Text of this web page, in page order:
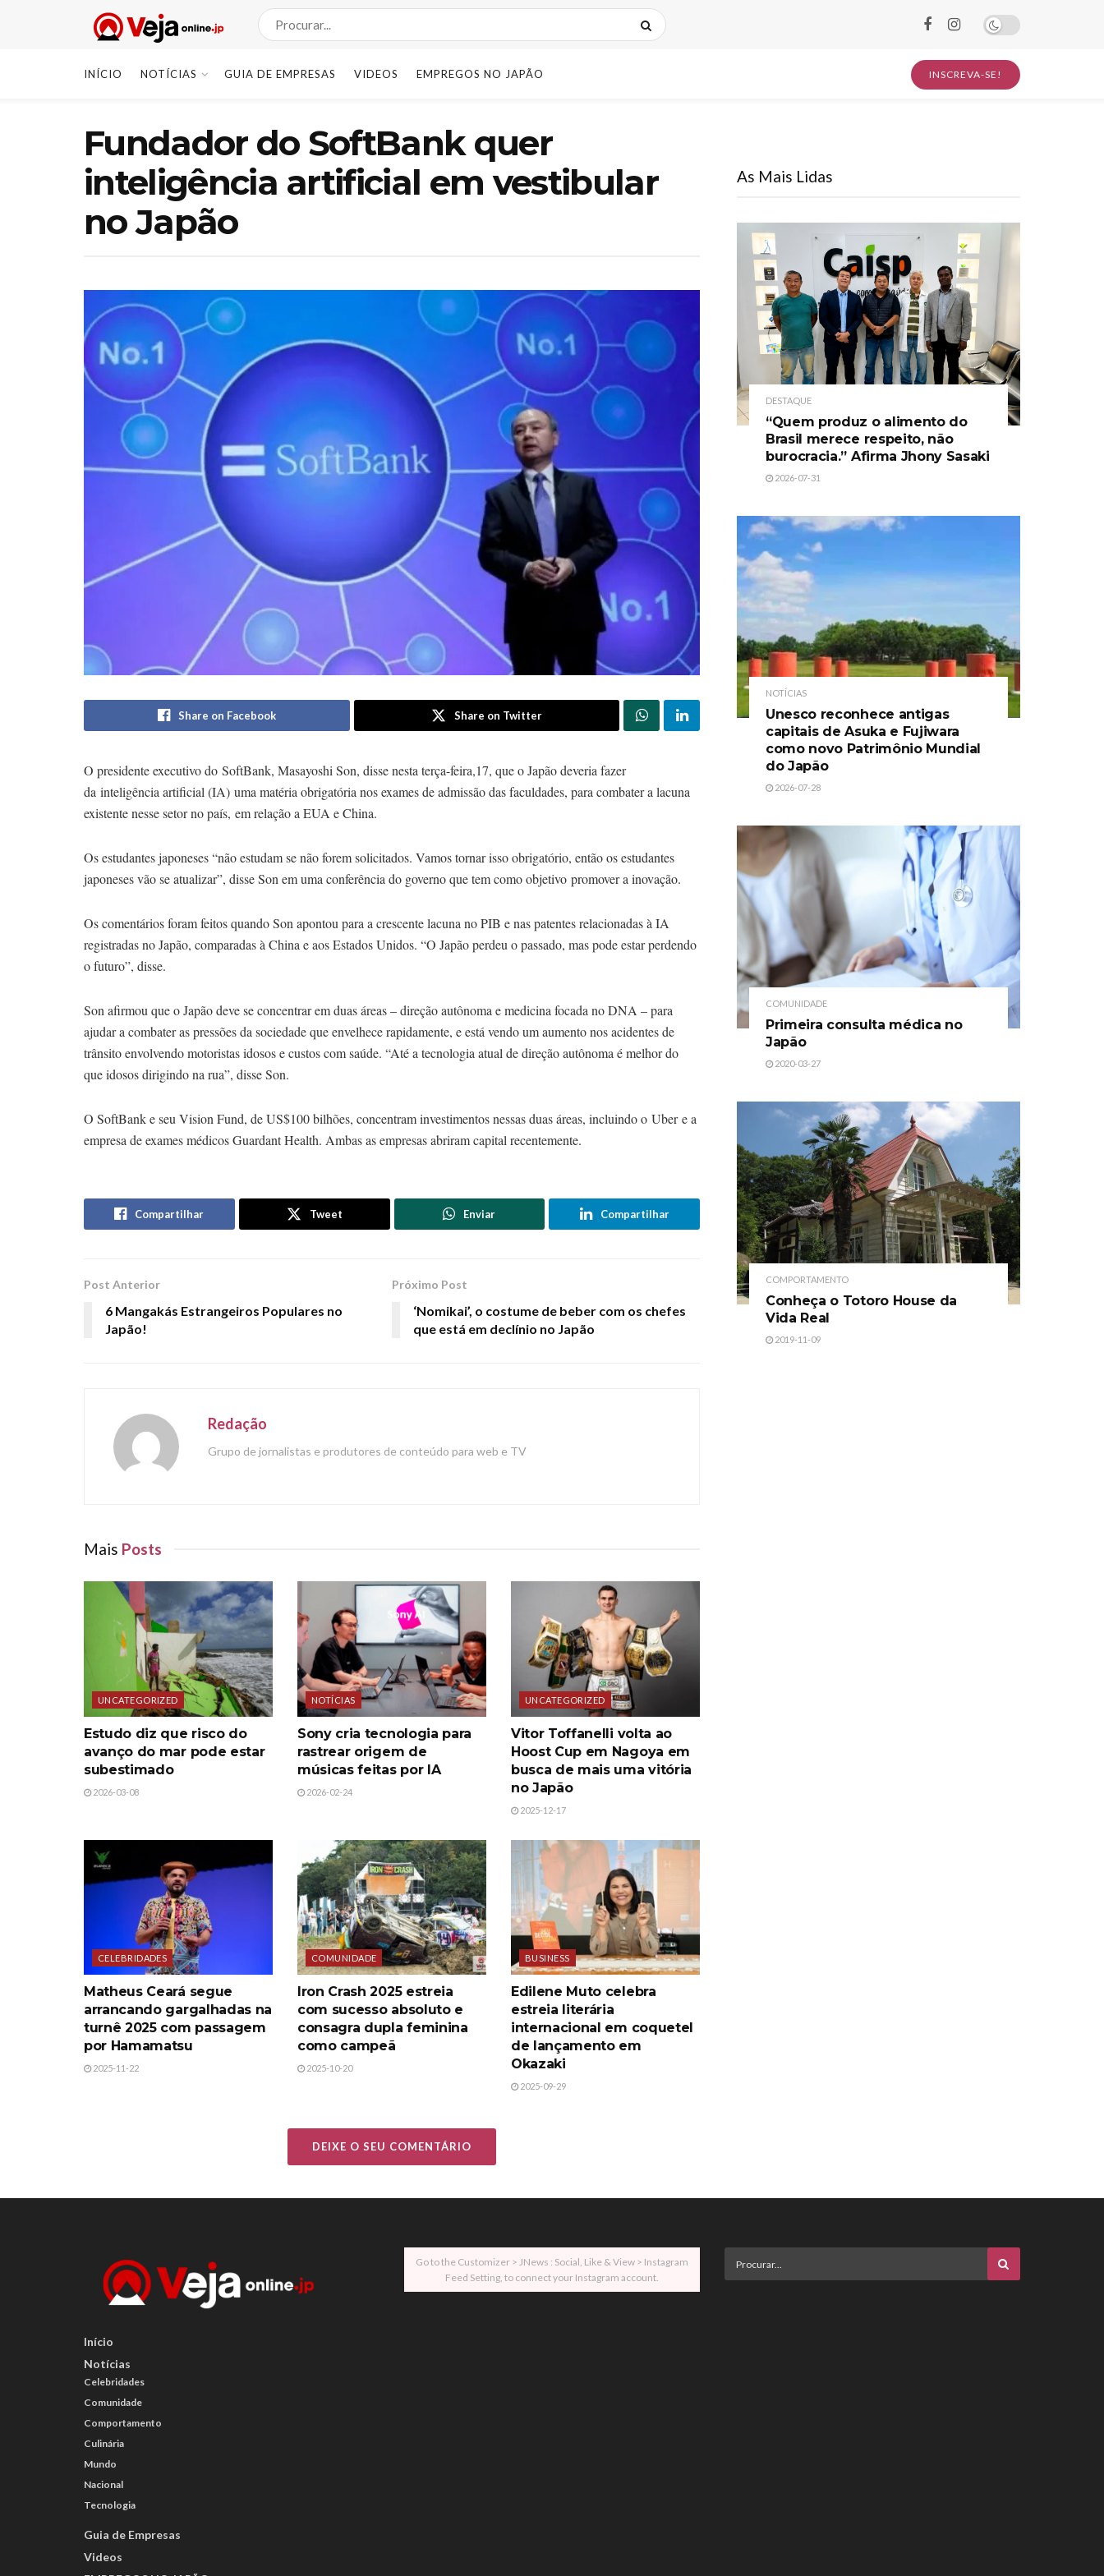
INÍCIO NOTÍCIAS GUIA DE EMPRESAS VIDEOS EMPREGOS NO JAPÃO INSCREVA-SE!
Fundador do SoftBank quer
inteligência artificial em vestibular
no Japão
Share on Facebook Share on Twitter
O presidente executivo do SoftBank, Masayoshi Son, disse nesta terça-feira,17, que o Japão deveria fazer
da inteligência artificial (IA) uma matéria obrigatória nos exames de admissão das faculdades, para combater a lacuna
existente nesse setor no país, em relação a EUA e China.
Os estudantes japoneses “não estudam se não forem solicitados. Vamos tornar isso obrigatório, então os estudantes
japoneses vão se atualizar”, disse Son em uma conferência do governo que tem como objetivo promover a inovação.
Os comentários foram feitos quando Son apontou para a crescente lacuna no PIB e nas patentes relacionadas à IA
registradas no Japão, comparadas à China e aos Estados Unidos. “O Japão perdeu o passado, mas pode estar perdendo
o futuro”, disse.
Son afirmou que o Japão deve se concentrar em duas áreas – direção autônoma e medicina focada no DNA – para
ajudar a combater as pressões da sociedade que envelhece rapidamente, e está vendo um aumento nos acidentes de
trânsito envolvendo motoristas idosos e custos com saúde. “Até a tecnologia atual de direção autônoma é melhor do
que idosos dirigindo na rua”, disse Son.
O SoftBank e seu Vision Fund, de US$100 bilhões, concentram investimentos nessas duas áreas, incluindo o Uber e a
empresa de exames médicos Guardant Health. Ambas as empresas abriram capital recentemente.
Compartilhar Tweet Enviar Compartilhar
Post Anterior
6 Mangakás Estrangeiros Populares no
Japão!
Próximo Post
‘Nomikai’, o costume de beber com os chefes
que está em declínio no Japão
Redação
Grupo de jornalistas e produtores de conteúdo para web e TV
Mais Posts
UNCATEGORIZED
Estudo diz que risco do
avanço do mar pode estar
subestimado
2026-03-08
NOTÍCIAS
Sony cria tecnologia para
rastrear origem de
músicas feitas por IA
2026-02-24
UNCATEGORIZED
Vitor Toffanelli volta ao
Hoost Cup em Nagoya em
busca de mais uma vitória
no Japão
2025-12-17
CELEBRIDADES
Matheus Ceará segue
arrancando gargalhadas na
turnê 2025 com passagem
por Hamamatsu
2025-11-22
COMUNIDADE
Iron Crash 2025 estreia
com sucesso absoluto e
consagra dupla feminina
como campeã
2025-10-20
BUSINESS
Edilene Muto celebra
estreia literária
internacional em coquetel
de lançamento em
Okazaki
2025-09-29
DEIXE O SEU COMENTÁRIO
As Mais Lidas
DESTAQUE
“Quem produz o alimento do
Brasil merece respeito, não
burocracia.” Afirma Jhony Sasaki
2026-07-31
NOTÍCIAS
Unesco reconhece antigas
capitais de Asuka e Fujiwara
como novo Patrimônio Mundial
do Japão
2026-07-28
COMUNIDADE
Primeira consulta médica no
Japão
2020-03-27
COMPORTAMENTO
Conheça o Totoro House da
Vida Real
2019-11-09
Início
Notícias
Celebridades
Comunidade
Comportamento
Culinária
Mundo
Nacional
Tecnologia
Guia de Empresas
Videos
Go to the Customizer > JNews : Social, Like & View > Instagram
Feed Setting, to connect your Instagram account.